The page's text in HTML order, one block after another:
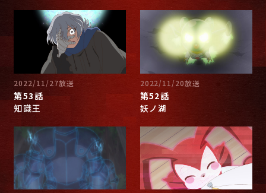
2022/11/27放送
第53話
知識王
2022/11/20放送
第52話
妖ノ湖